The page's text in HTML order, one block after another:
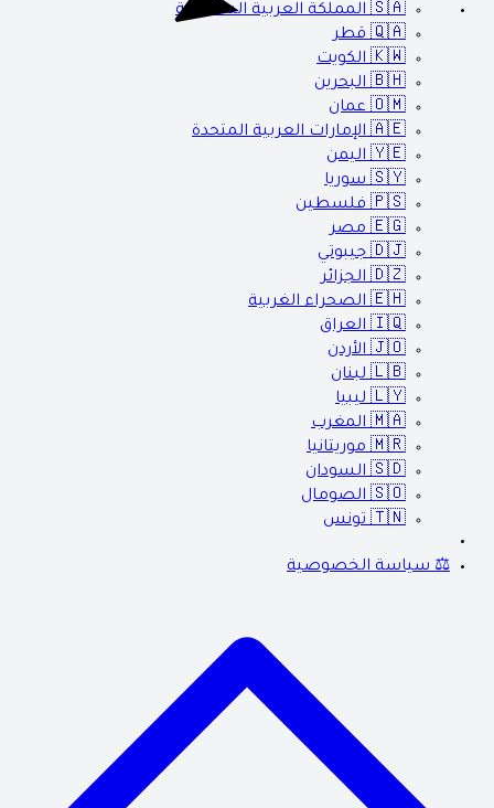
🇸🇦 المملكة العربية السعودية
🇶🇦 قطر
🇰🇼 الكويت
🇧🇭 البحرين
🇴🇲 عمان
🇦🇪 الإمارات العربية المتحدة
🇾🇪 اليمن
🇸🇾 سوريا
🇵🇸 فلسطين
🇪🇬 مصر
🇩🇯 جيبوتي
🇩🇿 الجزائر
🇪🇭 الصحراء الغربية
🇮🇶 العراق
🇯🇴 الأردن
🇱🇧 لبنان
🇱🇾 ليبيا
🇲🇦 المغرب
🇲🇷 موريتانيا
🇸🇩 السودان
🇸🇴 الصومال
🇹🇳 تونس
⚖️ سياسة الخصوصية